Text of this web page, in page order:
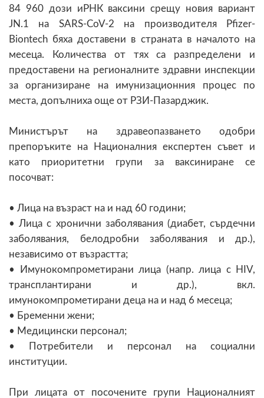
84 960 дози иРНК ваксини срещу новия вариант
JN.1 на SARS-CoV-2 на производителя Pfizer-
Biontech бяха доставени в страната в началото на
месеца. Количества от тях са разпределени и
предоставени на регионалните здравни инспекции
за организиране на имунизационния процес по
места, допълниха още от РЗИ-Пазарджик.
Министърът на здравеопазването одобри
препоръките на Националния експертен съвет и
като приоритетни групи за ваксиниране се
посочват:
• Лица на възраст на и над 60 години;
• Лица с хронични заболявания (диабет, сърдечни
заболявания, белодробни заболявания и др.),
независимо от възрастта;
• Имунокомпрометирани лица (напр. лица с HIV,
трансплантирани и др.), вкл.
имунокомпрометирани деца на и над 6 месеца;
• Бременни жени;
• Медицински персонал;
• Потребители и персонал на социални
институции.
При лицата от посочените групи Националният